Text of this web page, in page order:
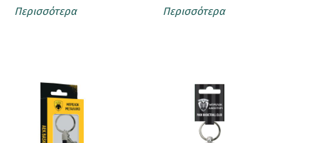
Περισσότερα Περισσότερα